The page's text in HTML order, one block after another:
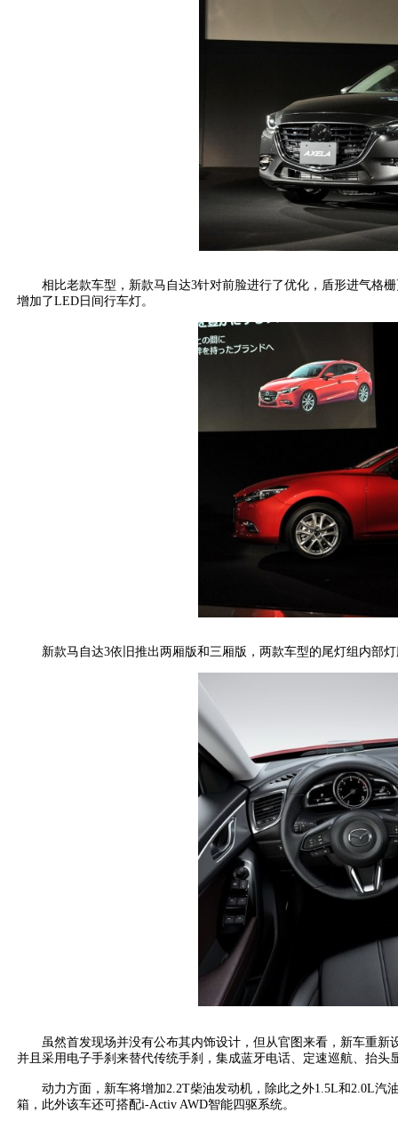
相比老款车型，新款马自达3针对前脸进行了优化，盾形进气格栅
增加了LED日间行车灯。
新款马自达3依旧推出两厢版和三厢版，两款车型的尾灯组内部灯
虽然首发现场并没有公布其内饰设计，但从官图来看，新车重新
并且采用电子手刹来替代传统手刹，集成蓝牙电话、定速巡航、抬
动力方面，新车将增加2.2T柴油发动机，除此之外1.5L和2.0L汽
箱，此外该车还可搭配i-Activ AWD智能四驱系统。